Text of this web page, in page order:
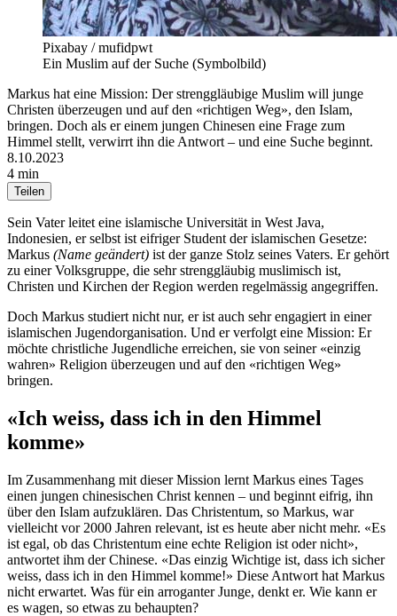
Pixabay / mufidpwt
Ein Muslim auf der Suche (Symbolbild)
Markus hat eine Mission: Der strenggläubige Muslim will junge
Christen überzeugen und auf den «richtigen Weg», den Islam,
bringen. Doch als er einem jungen Chinesen eine Frage zum
Himmel stellt, verwirrt ihn die Antwort – und eine Suche beginnt.
8.10.2023
4 min
Teilen
Sein Vater leitet eine islamische Universität in West Java,
Indonesien, er selbst ist eifriger Student der islamischen Gesetze:
Markus (Name geändert) ist der ganze Stolz seines Vaters. Er gehört
zu einer Volksgruppe, die sehr strenggläubig muslimisch ist,
Christen und Kirchen der Region werden regelmässig angegriffen.
Doch Markus studiert nicht nur, er ist auch sehr engagiert in einer
islamischen Jugendorganisation. Und er verfolgt eine Mission: Er
möchte christliche Jugendliche erreichen, sie von seiner «einzig
wahren» Religion überzeugen und auf den «richtigen Weg»
bringen.
«Ich weiss, dass ich in den Himmel
komme»
Im Zusammenhang mit dieser Mission lernt Markus eines Tages
einen jungen chinesischen Christ kennen – und beginnt eifrig, ihn
über den Islam aufzuklären. Das Christentum, so Markus, war
vielleicht vor 2000 Jahren relevant, ist es heute aber nicht mehr. «Es
ist egal, ob das Christentum eine echte Religion ist oder nicht»,
antwortet ihm der Chinese. «Das einzig Wichtige ist, dass ich sicher
weiss, dass ich in den Himmel komme!» Diese Antwort hat Markus
nicht erwartet. Was für ein arroganter Junge, denkt er. Wie kann er
es wagen, so etwas zu behaupten?